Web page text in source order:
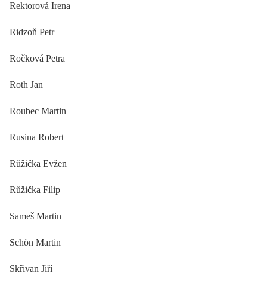
Rektorová Irena
Ridzoň Petr
Ročková Petra
Roth Jan
Roubec Martin
Rusina Robert
Růžička Evžen
Růžička Filip
Sameš Martin
Schön Martin
Skřivan Jiří